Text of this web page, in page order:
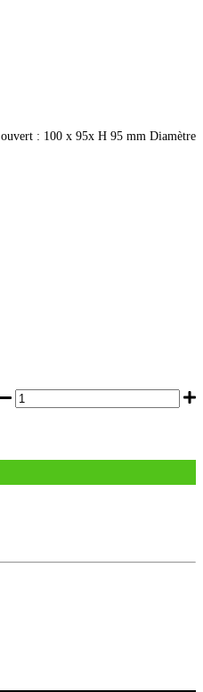
: 100 x 95x H 95 mm Diamètre